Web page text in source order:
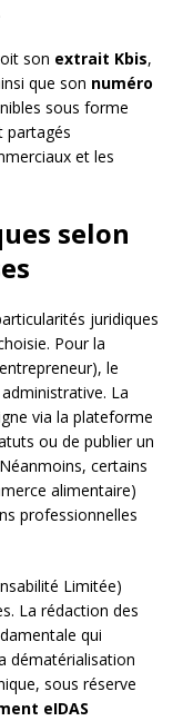
son extrait Kbis,
que son numéro
sous forme
partagés
et les
selon
juridiques
Pour la
le
La
via la plateforme
ou de publier un
certains
alimentaire)
professionnelles
Limitée)
La rédaction des
qui
dématérialisation
sous réserve
eIDAS